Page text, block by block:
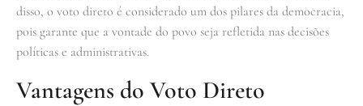
disso, o voto direto é considerado um dos pilares da democracia,
pois garante que a vontade do povo seja refletida nas decisões
políticas e administrativas.
Vantagens do Voto Direto